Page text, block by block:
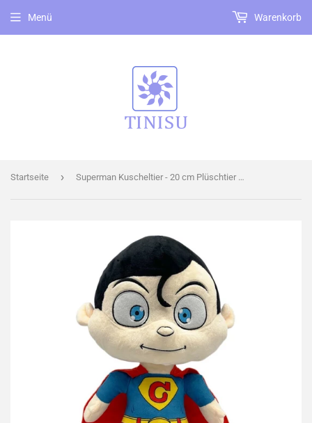
Menü Warenkorb
Startseite › Superman Kuscheltier - 20 cm Plüschtier weiches Stofftier